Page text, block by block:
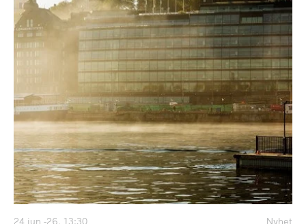
24 jun -26, 13:30 Nyhet